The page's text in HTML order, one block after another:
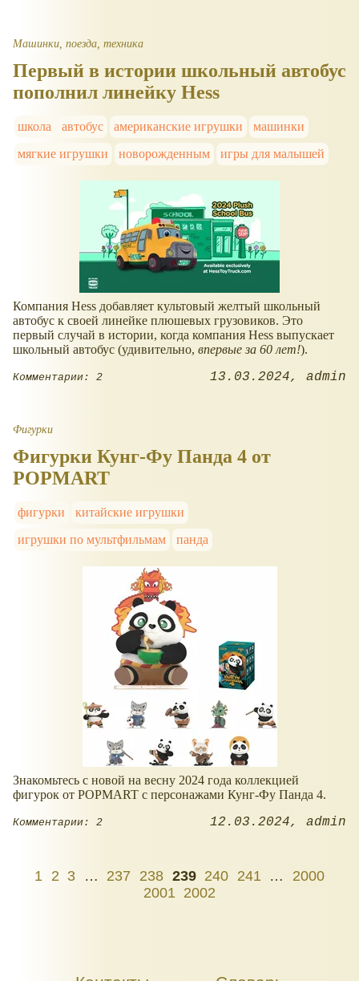
Машинки, поезда, техника
Первый в истории школьный автобус
пополнил линейку Hess
школа автобус американские игрушки
машинки
мягкие игрушки
новорожденным игры для малышей
Компания Hess добавляет культовый желтый школьный
автобус к своей линейке плюшевых грузовиков. Это
первый случай в истории, когда компания Hess выпускает
школьный автобус (удивительно, впервые за 60 лет!).
Комментарии: 2 13.03.2024 admin
Фигурки
Фигурки Кунг-Фу Панда 4 от
POPMART
фигурки
китайские игрушки
игрушки по мультфильмам
панда
Знакомьтесь с новой на весну 2024 года коллекцией
фигурок от POPMART с персонажами Кунг-Фу Панда 4.
Комментарии: 2 12.03.2024 admin
1 2 3 … 237 238 239 240 241 …
2000
2001 2002